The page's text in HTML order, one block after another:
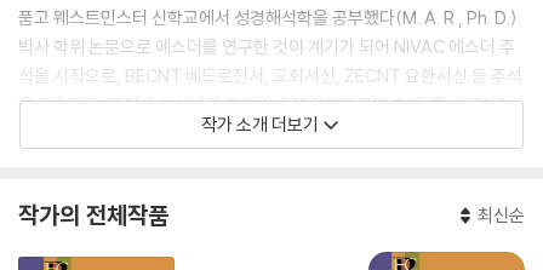
품고 웨스트민스터 신학교에서 성경해석학을 공부했다(M. A. R., Ph. D.).
박사 학위 논문으로 에스더를 연구한 것이 계기가 되어 NIVAC 에스더 주
석을 시작으로, BECNT 베드로전서, 교회서신, ZECNT 요한서신 등 주석
을 저술했다. 모이세스 실바와 함께 쓴 『70인역으로의 초대』를 비롯하여
신약 성경 헬라어의 이해에 지대한 공헌을 하였다. 그녀는 남편과 함께 일
작가 소개 더보기
작가의 전체작품 최신순